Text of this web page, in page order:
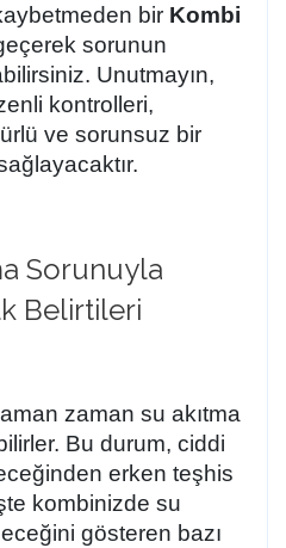
bir Kombi
sorunun
Unutmayın,
kontrolleri,
ve sorunsuz bir
Sorunuyla
Belirtileri
zaman su akıtma
Bu durum, ciddi
erken teşhis
kombinizde su
gösteren bazı